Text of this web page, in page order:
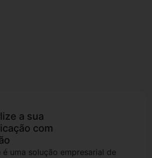
a sua
com
é uma solução empresarial de